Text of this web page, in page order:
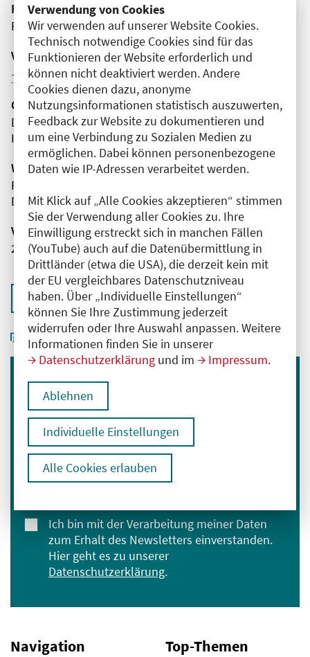
Verwendung von Cookies
Wir verwenden auf unserer Website Cookies.
Technisch notwendige Cookies sind für das
Funktionieren der Website erforderlich und
können nicht deaktiviert werden. Andere
Cookies dienen dazu, anonyme
Nutzungsinformationen statistisch auszuwerten,
Feedback zur Website zu dokumentieren und
um eine Verbindung zu Sozialen Medien zu
ermöglichen. Dabei können personenbezogene
Daten wie IP-Adressen verarbeitet werden.
Mit Klick auf „Alle Cookies akzeptieren“ stimmen
Sie der Verwendung aller Cookies zu. Ihre
Einwilligung erstreckt sich in manchen Fällen
(YouTube) auch auf die Datenübermittlung in
Drittländer (etwa die USA), die derzeit kein mit
der EU vergleichbares Datenschutzniveau
haben. Über „Individuelle Einstellungen“
können Sie Ihre Zustimmung jederzeit
widerrufen oder Ihre Auswahl anpassen. Weitere
Informationen finden Sie in unserer
Datenschutzerklärung und im Impressum.
Ablehnen
Individuelle Einstellungen
Alle Cookies erlauben
Fortbildungsformat
Präsenz
Veranstaltungsreihe
Weitere Veranstaltungen dieser Reihe (5)
Organisator(en)
DRK Kliniken Berlin | Mitte
Institut für diagnostische und
Wissenschaftliche Leitung
Frau Dr. med. Ellen Foert
DRK Kliniken Berlin | Mitte
Veranstaltungsnummer
2761102025054220081
Zurück zur Übersicht
Immer informiert bleiben
Melden Sie sich für unseren Newsletter an:
E-Mail-Adresse eingeben
Ich bin mit der Verarbeitung meiner Daten
zum Erhalt des Newsletters einverstanden.
Hier geht es zu unserer
Datenschutzerklärung.
Anmelden
Navigation Top-Themen